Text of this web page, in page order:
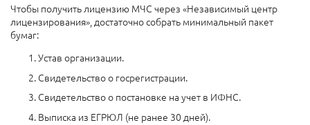
Чтобы получить лицензию МЧС через «Независимый центр
лицензирования», достаточно собрать минимальный пакет
бумаг:
Устав организации.
Свидетельство о госрегистрации.
Свидетельство о постановке на учет в ИФНС.
Выписка из ЕГРЮЛ (не ранее 30 дней).